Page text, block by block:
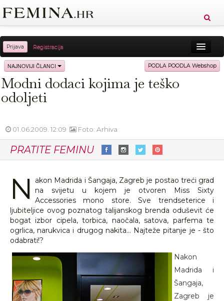
Prijava Registracija
Sreća Zdravlje Vitkost
Moda Ljubav Relax Putovanja Recepti
NAJNOVIJI ČLANCI PODLA POODLA Webshop
Modni dodaci kojima je teško
odoljeti
01.06.2009. 12:09 Foto: Arhiva
PRATITE FEMINU
N akon Madrida i Šangaja, Zagreb je postao treći grad
na svijetu u kojem je otvoren Miss Sixty
Accessories mono store. Sve trendseterice i
ljubiteljice ovog poznatog talijanskog brenda oduševit će
bogat izbor cipela, torbica, naočala, satova, parfema te
ogrlica, narukvica i drugog nakita... Najteže pitanje je - što
odabrati!?
Nakon
Madrida i
Šangaja,
Zagreb je